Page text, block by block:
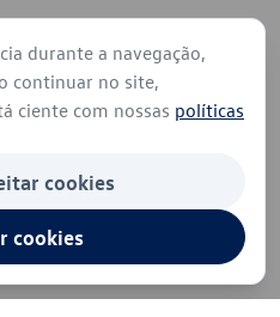
durante a navegação,
continuar no site,
ciente com nossas políticas
cookies
cookies